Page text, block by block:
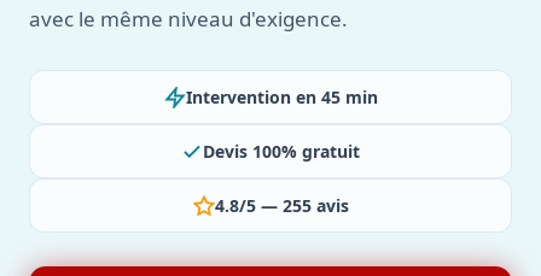
avec le même niveau d'exigence.
Intervention en 45 min
Devis 100% gratuit
4.8/5 — 255 avis